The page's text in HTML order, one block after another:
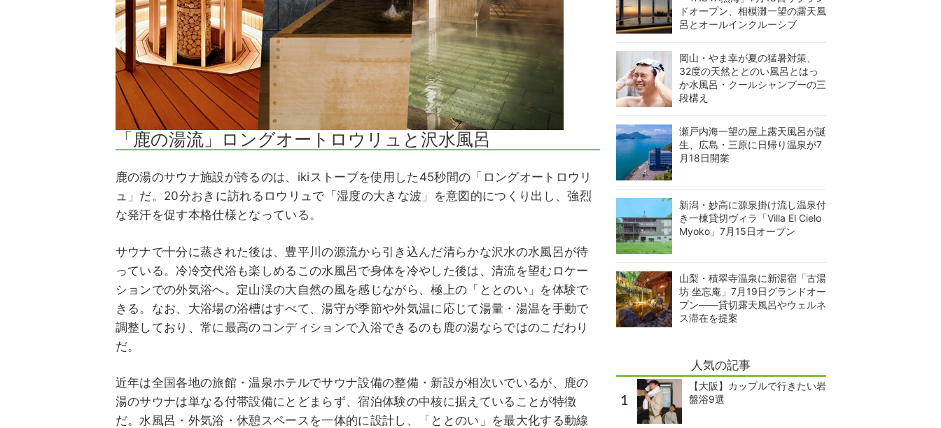
「鹿の湯流」ロングオートロウリュと沢水風呂
鹿の湯のサウナ施設が誇るのは、ikiストーブを使用した45秒間の「ロングオートロウリ
ュ」だ。20分おきに訪れるロウリュで「湿度の大きな波」を意図的につくり出し、強烈
な発汗を促す本格仕様となっている。
サウナで十分に蒸された後は、豊平川の源流から引き込んだ清らかな沢水の水風呂が待
っている。冷冷交代浴も楽しめるこの水風呂で身体を冷やした後は、清流を望むロケー
ションでの外気浴へ。定山渓の大自然の風を感じながら、極上の「ととのい」を体験で
きる。なお、大浴場の浴槽はすべて、湯守が季節や外気温に応じて湯量・湯温を手動で
調整しており、常に最高のコンディションで入浴できるのも鹿の湯ならではのこだわり
だ。
近年は全国各地の旅館・温泉ホテルでサウナ設備の整備・新設が相次いでいるが、鹿の
湯のサウナは単なる付帯設備にとどまらず、宿泊体験の中核に据えていることが特徴
だ。水風呂・外気浴・休憩スペースを一体的に設計し、「ととのい」を最大化する動線
ドオープン、相模灘一望の露天風
呂とオールインクルーシブ
岡山・やま幸が夏の猛暑対策、
32度の天然ととのい風呂とはっ
か水風呂・クールシャンプーの三
段構え
瀬戸内海一望の屋上露天風呂が誕
生、広島・三原に日帰り温泉が7
月18日開業
新潟・妙高に源泉掛け流し温泉付
き一棟貸切ヴィラ「Villa El Cielo
Myoko」7月15日オープン
山梨・積翠寺温泉に新湯宿「古湯
坊 坐忘庵」7月19日グランドオー
プン——貸切露天風呂やウェルネ
ス滞在を提案
人気の記事
【大阪】カップルで行きたい岩
盤浴9選